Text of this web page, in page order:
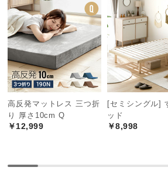
サ
ー
ビ
ス
つ
い
搬
路
高反発マットレス 三つ折
り 厚さ10cm Q
￥12,999
[セミシングル]
ッド
￥8,998